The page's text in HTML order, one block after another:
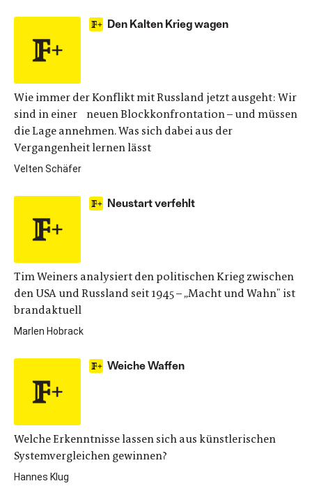
Den Kalten Krieg wagen
Wie immer der Konflikt mit Russland jetzt ausgeht: Wir
sind in einer neuen Blockkonfrontation – und müssen
die Lage annehmen. Was sich dabei aus der
Vergangenheit lernen lässt
Velten Schäfer
Neustart verfehlt
Tim Weiners analysiert den politischen Krieg zwischen
den USA und Russland seit 1945 – „Macht und Wahn" ist
brandaktuell
Marlen Hobrack
Weiche Waffen
Welche Erkenntnisse lassen sich aus künstlerischen
Systemvergleichen gewinnen?
Hannes Klug